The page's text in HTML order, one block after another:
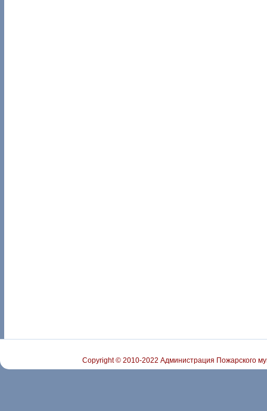
Copyright © 2010-2022 Администрация Пожарского